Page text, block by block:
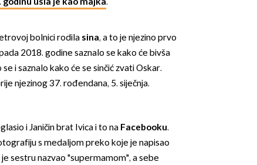
bolnici rodila sina, a to je njezino prvo
2018. godine saznalo se kako će bivša
i saznalo kako će se sinčić zvati Oskar.
njezinog 37. rođendana, 5. siječnja.
i Janičin brat Ivica i to na Facebooku.
s medaljom preko koje je napisao
sestru nazvao "supermamom", a sebe